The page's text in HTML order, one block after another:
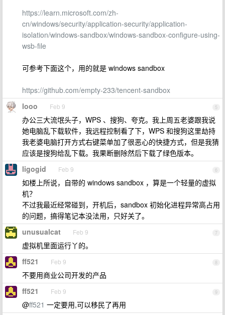
https://learn.microsoft.com/zh-
cn/windows/security/application-security/application-
isolation/windows-sandbox/windows-sandbox-configure-using-
wsb-file
可参考下面这个，用的就是 windows sandbox
https://github.com/empty-233/tencent-sandbox
5
looo Feb 9
办公三大流氓头子，WPS 、搜狗、夸克。我上周五老婆跟我说
她电脑乱下载软件，我远程控制看了下，WPS 和搜狗这里劫持
我老婆电脑打开方式右键菜单加了很恶心的快捷方式，但是我猜
应该是搜狗给乱下载。我果断删除然后下载了绿色版本。
6
ligogid Feb 9
如楼上所说，自带的 windows sandbox ，算是一个轻量的虚拟
机？
不过我最近经常碰到，开机后，sandbox 初始化进程异常高占用
的问题，搞得笔记本没法用，只好关了。
7
unusualcat Feb 9
虚拟机里面运行丫的。
8
ff521 Feb 9
不要用商业公司开发的产品
9
ff521 Feb 9
@ff521 一定要用,可以移民了再用